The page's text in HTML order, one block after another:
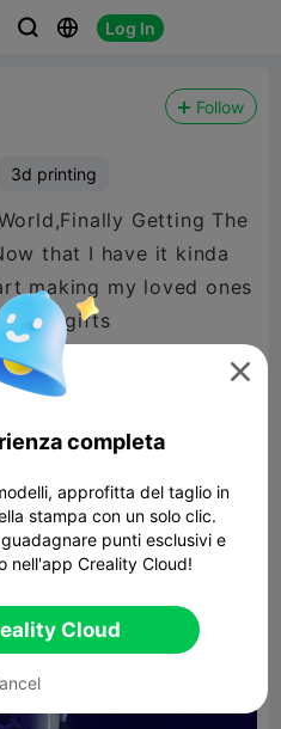
  Log In
Follow
3d printing
Getting The
that I have it kinda
making my loved ones
gifts

completa
approfitta del taglio in
stampa con un solo clic.
punti esclusivi e
nell'app Creality Cloud!
Cloud